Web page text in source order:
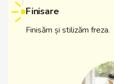
Finisare
Finisăm și stilizăm freza.